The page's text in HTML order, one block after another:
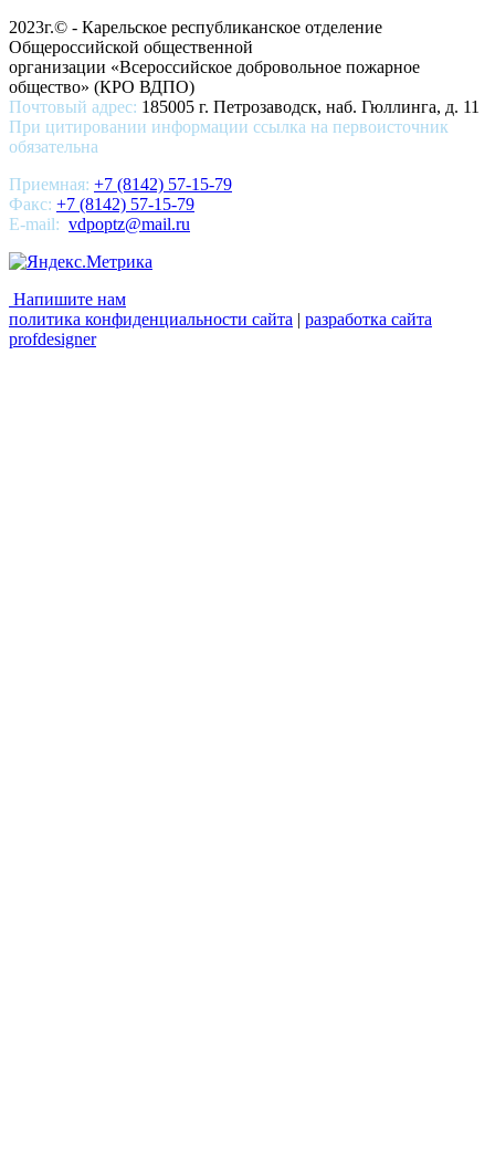
2023г.© - Карельское республиканское отделение
Общероссийской общественной
организации «Всероссийское добровольное пожарное
общество» (КРО ВДПО)
Почтовый адрес: 185005 г. Петрозаводск, наб. Гюллинга, д. 11
При цитировании информации ссылка на первоисточник
обязательна
Приемная: +7 (8142) 57-15-79
Факс: +7 (8142) 57-15-79
E-mail: vdpoptz@mail.ru
Напишите нам
политика конфиденциальности сайта | разработка сайта
profdesigner